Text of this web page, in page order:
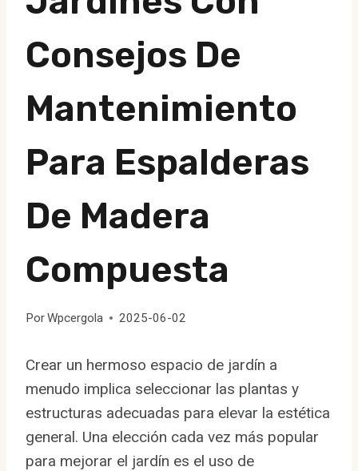
Consejos De
Mantenimiento
Para Espalderas
De Madera
Compuesta
PorWpcergola 2025-06-02
Crear un hermoso espacio de jardín a
menudo implica seleccionar las plantas y
estructuras adecuadas para elevar la estética
general. Una elección cada vez más popular
para mejorar el jardín es el uso de